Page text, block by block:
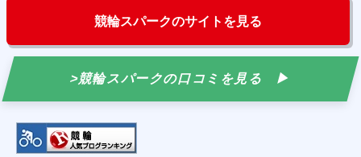
競輪スパークのサイトを見る
>競輪スパークの口コミを見る